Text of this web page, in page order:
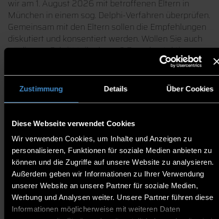
Zustimmung Details Über Cookies
Diese Webseite verwendet Cookies
Wir verwenden Cookies, um Inhalte und Anzeigen zu
personalisieren, Funktionen für soziale Medien anbieten zu
können und die Zugriffe auf unsere Website zu analysieren.
Außerdem geben wir Informationen zu Ihrer Verwendung
unserer Website an unsere Partner für soziale Medien,
Werbung und Analysen weiter. Unsere Partner führen diese
Informationen möglicherweise mit weiteren Daten
wir am 1. August 2026 mit betroffenen Eltern in
München in einem sog. Delphi-Verfahren überprüfen.
Gemeinsam mit den Eltern sollen die Empfehlungen
diskutiert und konsentiert werden. Wollen Sie auch
an diesem Schritt teilnehmen? Dann kontaktieren
sterneneltern@th-
deg.de.
ZUR STUDIE
In Deutschland liegt die Rate an stillen Geburten bei
ca. 5 pro 1.000 Lebendgeburten und das Risiko eines
Verlustes des Kindes während der Schwangerschaft
liegt bei ca. 15%. International gibt es viel Literatur zu
den mittel- und langfristigen Belastungen und